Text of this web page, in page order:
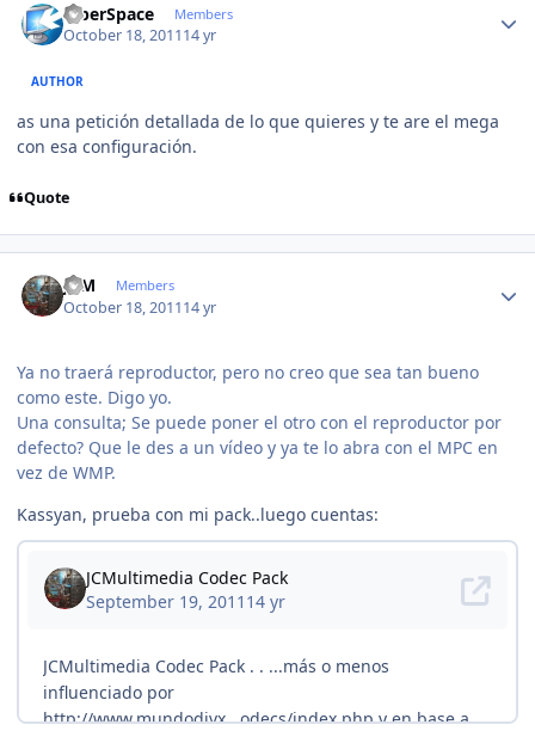
CiberSpace Members
October 18, 201114 yr
AUTHOR
as una petición detallada de lo que quieres y te are el mega
con esa configuración.
Quote
JCM Members
October 18, 201114 yr
Ya no traerá reproductor, pero no creo que sea tan bueno
como este. Digo yo.
Una consulta; Se puede poner el otro con el reproductor por
defecto? Que le des a un vídeo y ya te lo abra con el MPC en
vez de WMP.
Kassyan, prueba con mi pack..luego cuentas: